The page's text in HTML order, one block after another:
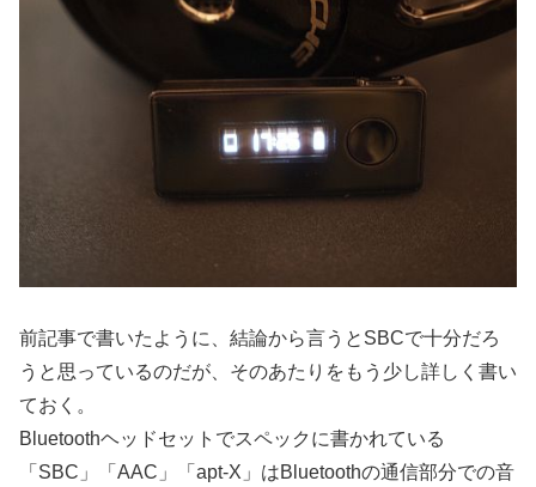
前記事で書いたように、結論から言うとSBCで十分だろ
うと思っているのだが、そのあたりをもう少し詳しく書い
ておく。
Bluetoothヘッドセットでスペックに書かれている
「SBC」「AAC」「apt-X」はBluetoothの通信部分での音